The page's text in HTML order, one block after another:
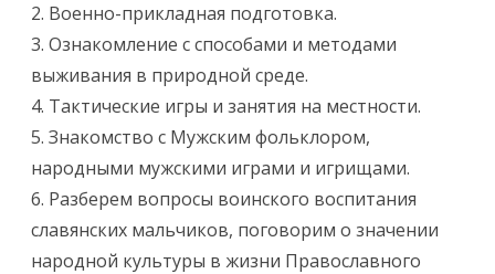
2. Военно-прикладная подготовка.
3. Ознакомление с способами и методами
выживания в природной среде.
4. Тактические игры и занятия на местности.
5. Знакомство с Мужским фольклором,
народными мужскими играми и игрищами.
6. Разберем вопросы воинского воспитания
славянских мальчиков, поговорим о значении
народной культуры в жизни Православного